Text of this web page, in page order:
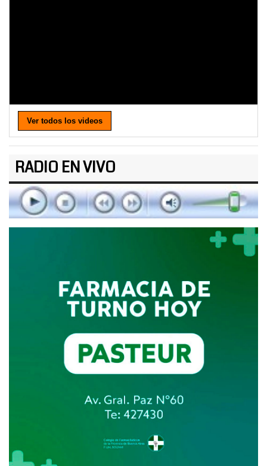
Ver todos los videos
RADIO EN VIVO